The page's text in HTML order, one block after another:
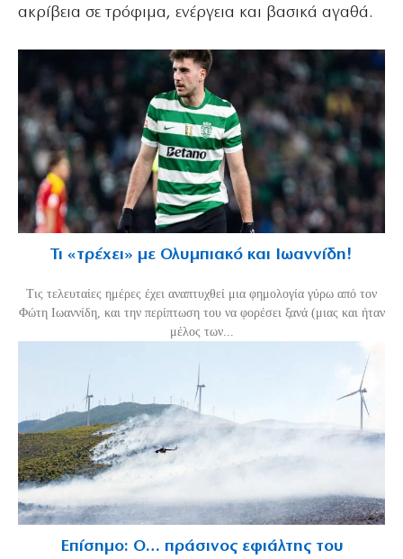
ακρίβεια σε τρόφιμα, ενέργεια και βασικά αγαθά.
Τι «τρέχει» με Ολυμπιακό και Ιωαννίδη!
Τις τελευταίες ημέρες έχει αναπτυχθεί μια φημολογία γύρω από τον
Φώτη Ιωαννίδη, και την περίπτωση του να φορέσει ξανά (μιας και ήταν
μέλος των...
Επίσημο: Ο… πράσινος εφιάλτης του